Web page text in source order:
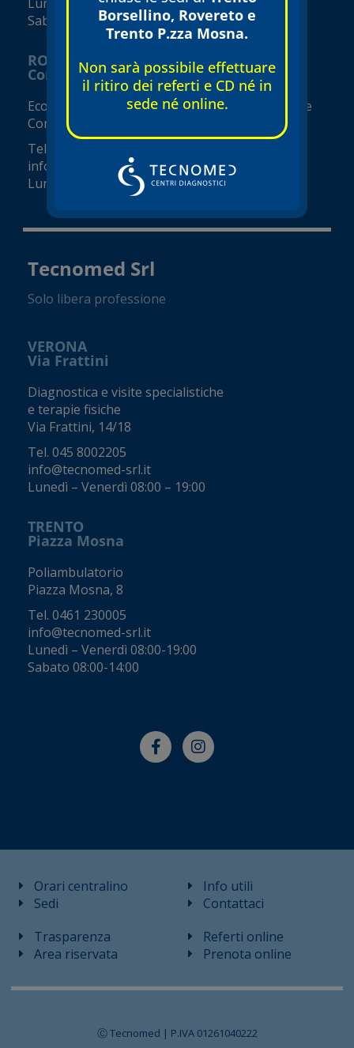
Sabato e Domenica 08:00 – 17:00
ROVERETO
Corso Rosmini
Ecografie, ecocolordoppler e visite specialistiche
Corso Rosmini, 8
Tel.
info@tecnomed-rovereto.it
Lunedì – Venerdì 08:00-19:00
Tecnomed Srl
Solo libera professione
VERONA
Via Frattini
Diagnostica e visite specialistiche
e terapie fisiche
Via Frattini, 14/18
Tel. 045 8002205
info@tecnomed-srl.it
Lunedì – Venerdì 08:00 – 19:00
TRENTO
Piazza Mosna
Poliambulatorio
Piazza Mosna, 8
Tel. 0461 230005
info@tecnomed-srl.it
Lunedì – Venerdì 08:00-19:00
Sabato 08:00-14:00
Orari centralino
Sedi
Info utili
Contattaci
Trasparenza
Area riservata
Referti online
Prenota online
Ⓒ Tecnomed | P.IVA 01261040222
Borsellino, Rovereto e
Trento P.zza Mosna.
Non sarà possibile effettuare
il ritiro dei referti e CD né in
sede né online.